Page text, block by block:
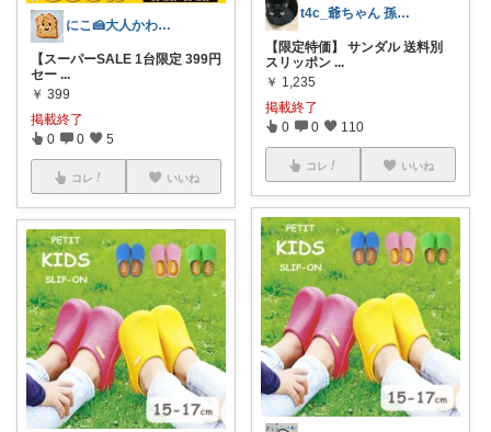
にこ🍰大人かわいいコレクション
【スーパーSALE 1台限定 399円
セー ...
￥ 399
掲載終了
0 0 5
コレ いいね
t4c_爺ちゃん 孫x3
【限定特価】 サンダル 送料別
スリッポン ...
￥ 1,235
掲載終了
0 0 110
コレ いいね